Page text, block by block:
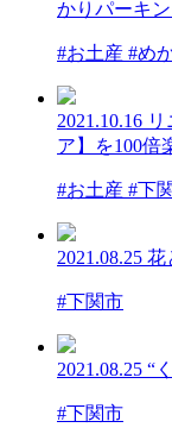
かりパーキン
#お土産 #め
2021.10.16
ア】を100倍
#お土産 #下
2021.08.25 花
#下関市
2021.08.25 “
#下関市